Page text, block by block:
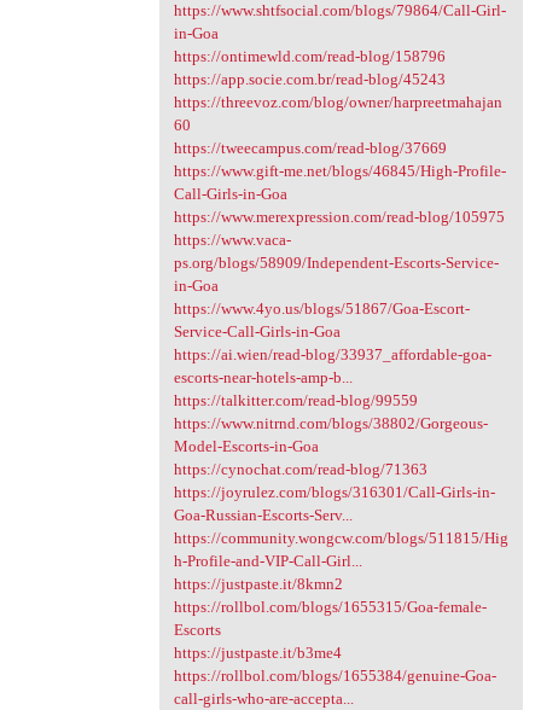
https://www.shtfsocial.com/blogs/79864/Call-Girl-
in-Goa
https://ontimewld.com/read-blog/158796
https://app.socie.com.br/read-blog/45243
https://threevoz.com/blog/owner/harpreetmahajan
60
https://tweecampus.com/read-blog/37669
https://www.gift-me.net/blogs/46845/High-Profile-
Call-Girls-in-Goa
https://www.merexpression.com/read-blog/105975
https://www.vaca-
ps.org/blogs/58909/Independent-Escorts-Service-
in-Goa
https://www.4yo.us/blogs/51867/Goa-Escort-
Service-Call-Girls-in-Goa
https://ai.wien/read-blog/33937_affordable-goa-
escorts-near-hotels-amp-b...
https://talkitter.com/read-blog/99559
https://www.nitrnd.com/blogs/38802/Gorgeous-
Model-Escorts-in-Goa
https://cynochat.com/read-blog/71363
https://joyrulez.com/blogs/316301/Call-Girls-in-
Goa-Russian-Escorts-Serv...
https://community.wongcw.com/blogs/511815/Hig
h-Profile-and-VIP-Call-Girl...
https://justpaste.it/8kmn2
https://rollbol.com/blogs/1655315/Goa-female-
Escorts
https://justpaste.it/b3me4
https://rollbol.com/blogs/1655384/genuine-Goa-
call-girls-who-are-accepta...